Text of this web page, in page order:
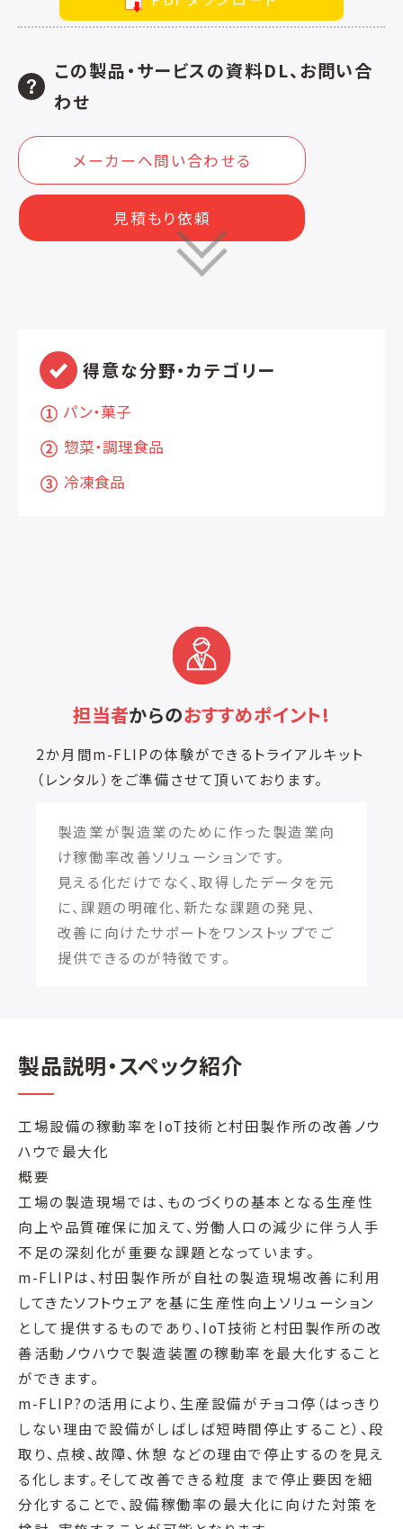
この製品・サービスの資料DL、お問い合
わせ
メーカーへ問い合わせる
見積もり依頼
得意な分野・カテゴリー
パン・菓子
惣菜・調理食品
冷凍食品
担当者からのおすすめポイント!
2か月間m-FLIPの体験ができるトライアルキット
（レンタル）をご準備させて頂いております。
製造業が製造業のために作った製造業向
け稼働率改善ソリューションです。
見える化だけでなく、取得したデータを元
に、課題の明確化、新たな課題の発見、
改善に向けたサポートをワンストップでご
提供できるのが特徴です。
製品説明・スペック紹介
工場設備の稼動率をIoT技術と村田製作所の改善ノウ
ハウで最大化
概要
工場の製造現場では、ものづくりの基本となる生産性
向上や品質確保に加えて、労働人口の減少に伴う人手
不足の深刻化が重要な課題となっています。
m-FLIPは、村田製作所が自社の製造現場改善に利用
してきたソフトウェアを基に生産性向上ソリューション
として提供するものであり、IoT技術と村田製作所の改
善活動ノウハウで製造装置の稼動率を最大化すること
ができます。
m-FLIP?の活用により、生産設備がチョコ停（はっきり
しない理由で設備がしばしば短時間停止すること）、段
取り、点検、故障、休憩 などの理由で停止するのを見え
る化します。そして改善できる粒度 まで停止要因を細
分化することで、設備稼働率の最大化に向けた対策を